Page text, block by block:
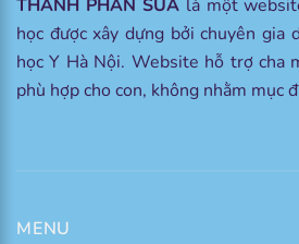
THÀNH PHẦN SỮA là một
học được xây dựng bởi chuyên gia
học Y Hà Nội. Website hỗ trợ cha
phù hợp cho con, không nhằm mục
MENU